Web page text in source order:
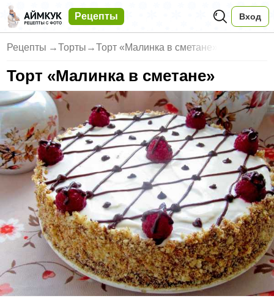
Рецепты Вход
Рецепты →Торты →Торт «Малинка в сметане»
Торт «Малинка в сметане»